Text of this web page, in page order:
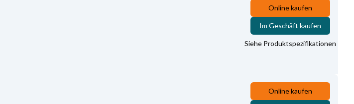
Online kaufen
Im Geschäft kaufen
Siehe Produktspezifikationen
Online kaufen